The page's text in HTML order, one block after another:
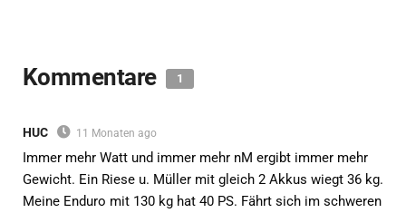
Kommentare 1
HUC 11 Monaten ago
Immer mehr Watt und immer mehr nM ergibt immer mehr
Gewicht. Ein Riese u. Müller mit gleich 2 Akkus wiegt 36 kg.
Meine Enduro mit 130 kg hat 40 PS. Fährt sich im schweren